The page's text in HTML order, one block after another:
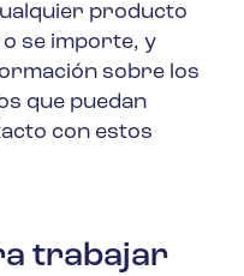
producto
se importe, y
sobre los
que puedan
con estos
trabajar